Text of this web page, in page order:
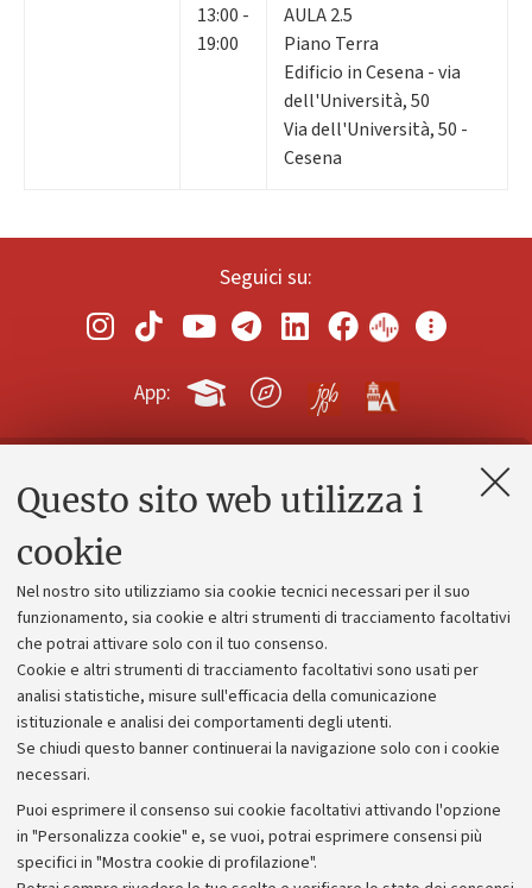
Questo sito web utilizza i
cookie
Nel nostro sito utilizziamo sia cookie tecnici necessari per il suo
funzionamento, sia cookie e altri strumenti di tracciamento facoltativi
che potrai attivare solo con il tuo consenso.
Cookie e altri strumenti di tracciamento facoltativi sono usati per
analisi statistiche, misure sull'efficacia della comunicazione
istituzionale e analisi dei comportamenti degli utenti.
Se chiudi questo banner continuerai la navigazione solo con i cookie
necessari.
Puoi esprimere il consenso sui cookie facoltativi attivando l'opzione
in "Personalizza cookie" e, se vuoi, potrai esprimere consensi più
specifici in "Mostra cookie di profilazione".
13:00 -
19:00
AULA 2.5
Piano Terra
Edificio in Cesena - via
dell'Università, 50
Via dell'Università, 50 -
Cesena
Seguici su:
App:
Contatti e PEC
Alumni community
Piano strategico
Bilanci
Donazioni e 5x1000
Bandi, gare e concorsi
Albo online